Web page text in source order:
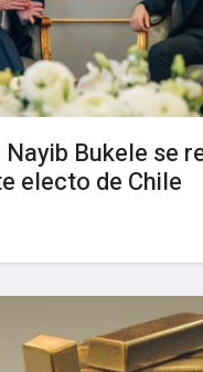
Bukele se
electo de Chile